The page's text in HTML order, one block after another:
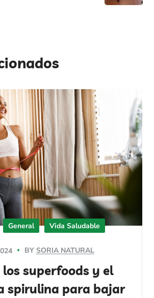
General Vida Saludable
BY SORIA NATURAL
los superfoods y el
spirulina para bajar